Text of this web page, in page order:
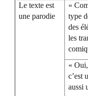
Le texte est
une parodie
«
type
des
les
«
c’est
aussi